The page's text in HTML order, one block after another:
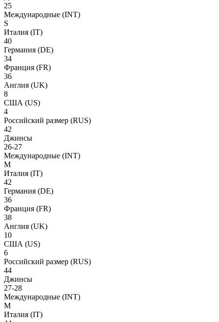
25
Международные (INT)
S
Италия (IT)
40
Германия (DE)
34
Франция (FR)
36
Англия (UK)
8
США (US)
4
Российский размер (RUS)
42
Джинсы
26-27
Международные (INT)
M
Италия (IT)
42
Германия (DE)
36
Франция (FR)
38
Англия (UK)
10
США (US)
6
Российский размер (RUS)
44
Джинсы
27-28
Международные (INT)
M
Италия (IT)